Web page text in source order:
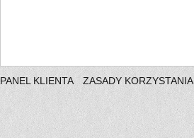
PANEL KLIENTA ZASADY KORZYSTANIA